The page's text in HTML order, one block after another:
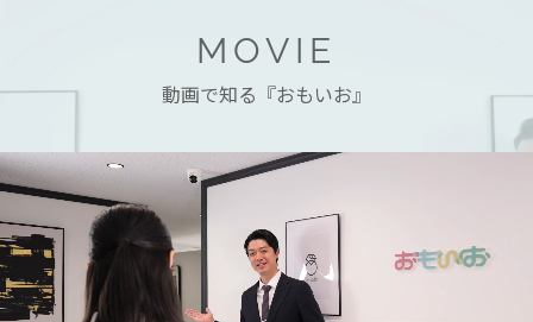
MOVIE
動画で知る『おもいお』